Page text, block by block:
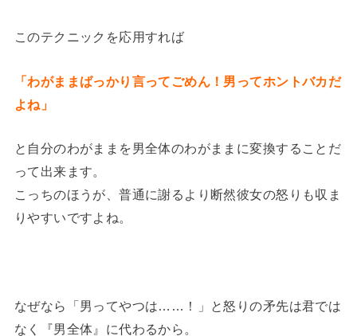
このテクニックを応用すれば
「わがままばっかり言ってごめん！男ってホントバカだ
よね」
と自分のわがままを男全体のわがままに変換することだ
って出来ます。
こっちのほうが、普通に謝るより断然彼女の怒りも収ま
りやすいですよね。
なぜなら「男ってやつは……！」と怒りの矛先は君では
なく『男全体』に代わるから。